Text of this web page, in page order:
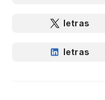
letras
letras